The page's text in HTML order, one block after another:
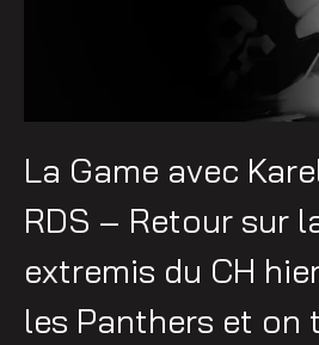
La Game avec
RDS – Retour sur
extremis du CH
les Panthers et on